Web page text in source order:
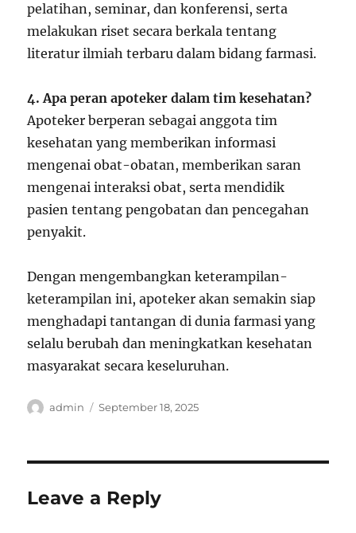
pelatihan, seminar, dan konferensi, serta
melakukan riset secara berkala tentang
literatur ilmiah terbaru dalam bidang farmasi.
4. Apa peran apoteker dalam tim kesehatan?
Apoteker berperan sebagai anggota tim
kesehatan yang memberikan informasi
mengenai obat-obatan, memberikan saran
mengenai interaksi obat, serta mendidik
pasien tentang pengobatan dan pencegahan
penyakit.
Dengan mengembangkan keterampilan-
keterampilan ini, apoteker akan semakin siap
menghadapi tantangan di dunia farmasi yang
selalu berubah dan meningkatkan kesehatan
masyarakat secara keseluruhan.
Author
admin
Posted
September 18, 2025
Leave a Reply